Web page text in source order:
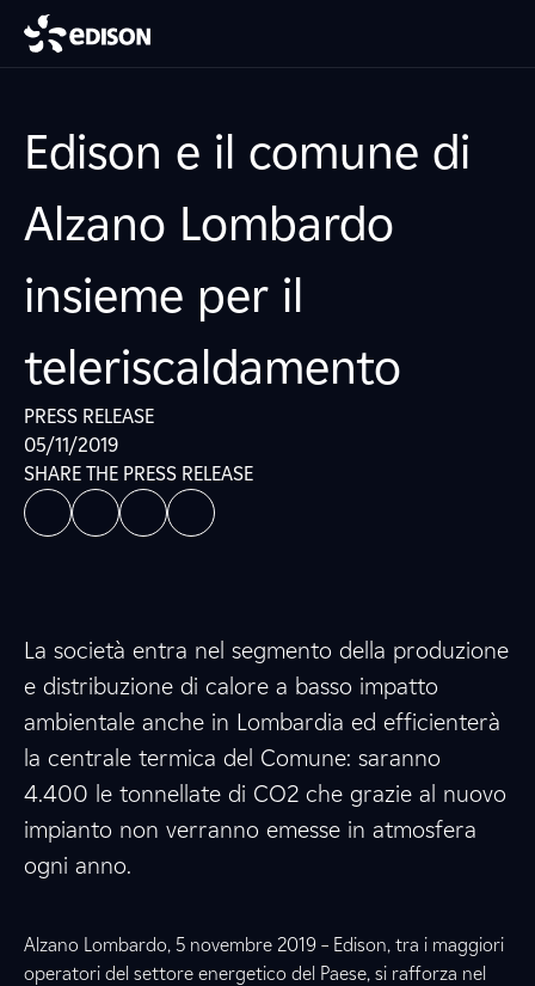
Edison e il comune di
Alzano Lombardo
insieme per il
teleriscaldamento
PRESS RELEASE
05/11/2019
SHARE THE PRESS RELEASE
La società entra nel segmento della produzione
e distribuzione di calore a basso impatto
ambientale anche in Lombardia ed efficienterà
la centrale termica del Comune: saranno
4.400 le tonnellate di CO2 che grazie al nuovo
impianto non verranno emesse in atmosfera
ogni anno.
Alzano Lombardo, 5 novembre 2019 – Edison, tra i maggiori
operatori del settore energetico del Paese, si rafforza nel